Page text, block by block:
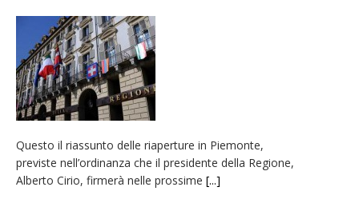
Estate di sagre anche per i mezzi storici della
collezione della Fondazione Marazzato
Pro vs Saluzzo, amichevole di buon riscontro
Piscina ex Enal non balneabile dopo i controlli
dell’Asl. Il Comune: «Misura precauzionale e
provvisoria»
Dieci anni fa l’ingresso a Vercelli
dell’arcivescovo mons. Marco Arnolfo
Questo il riassunto delle riaperture in Piemonte,
previste nell’ordinanza che il presidente della Regione,
Alberto Cirio, firmerà nelle prossime [...]